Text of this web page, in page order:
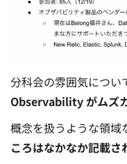
分科会の雰囲気につい
Observability がムズ
概念を扱うような領域
ころはなかなか記載さ